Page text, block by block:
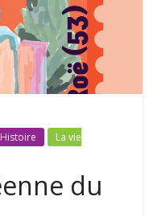
Histoire
La vie
du